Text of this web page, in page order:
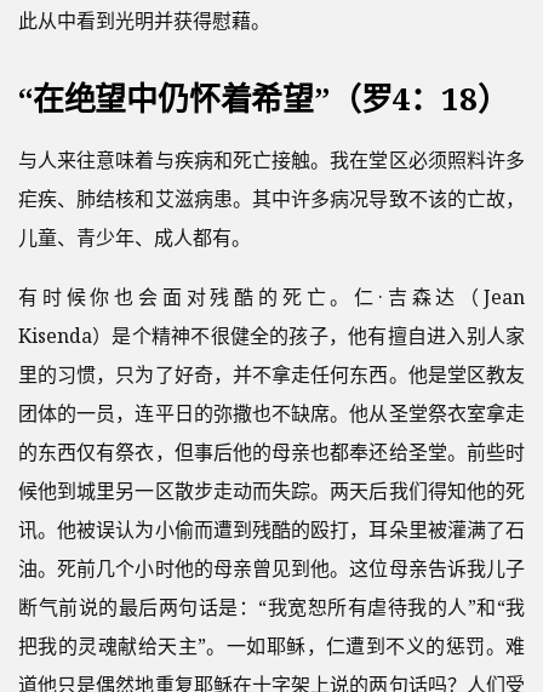
此从中看到光明并获得慰藉。
“在绝望中仍怀着希望”（罗4：18）
与人来往意味着与疾病和死亡接触。我在堂区必须照料许多
疟疾、肺结核和艾滋病患。其中许多病况导致不该的亡故，
儿童、青少年、成人都有。
有时候你也会面对残酷的死亡。仁·吉森达（Jean
Kisenda）是个精神不很健全的孩子，他有擅自进入别人家
里的习惯，只为了好奇，并不拿走任何东西。他是堂区教友
团体的一员，连平日的弥撒也不缺席。他从圣堂祭衣室拿走
的东西仅有祭衣，但事后他的母亲也都奉还给圣堂。前些时
候他到城里另一区散步走动而失踪。两天后我们得知他的死
讯。他被误认为小偷而遭到残酷的殴打，耳朵里被灌满了石
油。死前几个小时他的母亲曾见到他。这位母亲告诉我儿子
断气前说的最后两句话是：“我宽恕所有虐待我的人”和“我
把我的灵魂献给天主”。一如耶稣，仁遭到不义的惩罚。难
道他只是偶然地重复耶稣在十字架上说的两句话吗？人们受